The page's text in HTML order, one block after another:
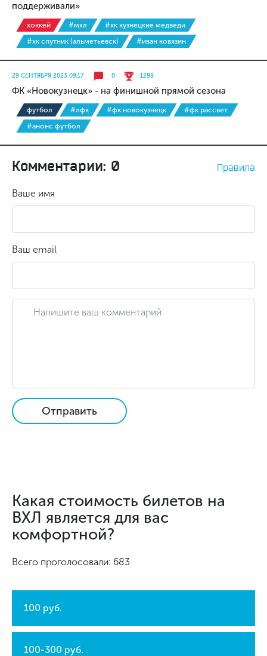
поддерживали»
хоккей #мхл
#хк кузнецкие медведи
#хк спутник (альметьевск)
#иван ковязин
29 СЕНТЯБРЯ 2023 09:17 0 1298
ФК «Новокузнецк» - на финишной прямой сезона
футбол #лфк #фк новокузнецк
#фк рассвет
#анонс футбол
Комментарии: 0 Правила
Ваше имя
Ваш email
Отправить
Какая стоимость билетов на
ВХЛ является для вас
комфортной?
Всего проголосовали: 683
100 руб.
100-300 руб.